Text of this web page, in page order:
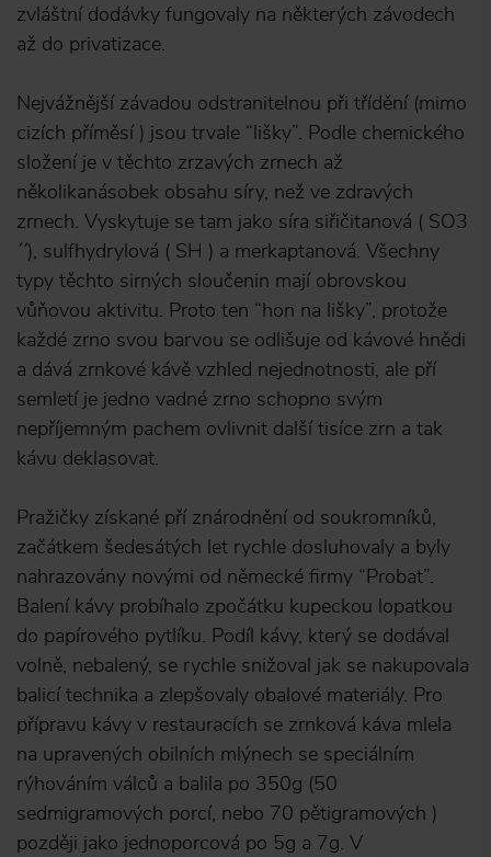
zvláštní dodávky fungovaly na některých závodech
až do privatizace.
Nejvážnější závadou odstranitelnou při třídění (mimo
cizích příměsí ) jsou trvale “lišky”. Podle chemického
složení je v těchto zrzavých zrnech až
několikanásobek obsahu síry, než ve zdravých
zrnech. Vyskytuje se tam jako síra siřičitanová ( SO3
´´), sulfhydrylová ( SH ) a merkaptanová. Všechny
typy těchto sirných sloučenin mají obrovskou
vůňovou aktivitu. Proto ten “hon na lišky”, protože
každé zrno svou barvou se odlišuje od kávové hnědi
a dává zrnkové kávě vzhled nejednotnosti, ale pří
semletí je jedno vadné zrno schopno svým
nepříjemným pachem ovlivnit další tisíce zrn a tak
kávu deklasovat.
Pražičky získané pří znárodnění od soukromníků,
začátkem šedesátých let rychle dosluhovaly a byly
nahrazovány novými od německé firmy “Probat”.
Balení kávy probíhalo zpočátku kupeckou lopatkou
do papírového pytlíku. Podíl kávy, který se dodával
volně, nebalený, se rychle snižoval jak se nakupovala
balicí technika a zlepšovaly obalové materiály. Pro
přípravu kávy v restauracích se zrnková káva mlela
na upravených obilních mlýnech se speciálním
rýhováním válců a balila po 350g (50
sedmigramových porcí, nebo 70 pětigramových )
později jako jednoporcová po 5g a 7g. V